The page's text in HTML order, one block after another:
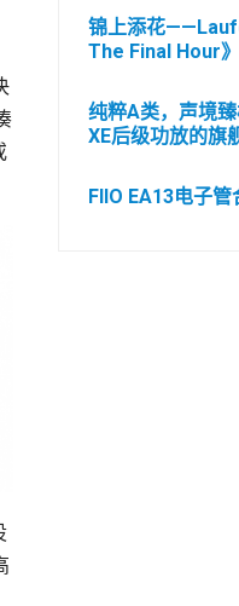
锦上添花
The Final Hour》
纯粹A类，声境
XE后级功放的旗
FIIO EA13电子管